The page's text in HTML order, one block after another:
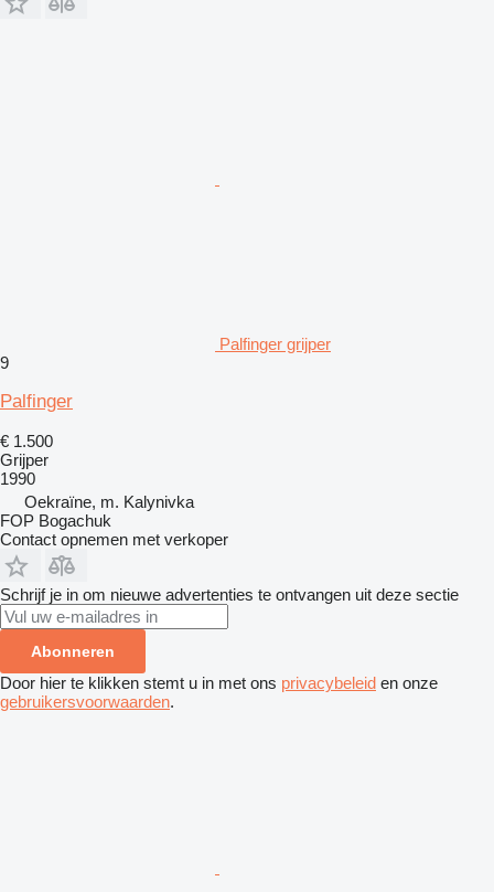
Palfinger grijper
9
Palfinger
€ 1.500
Grijper
1990
Oekraïne, m. Kalynivka
FOP Bogachuk
Contact opnemen met verkoper
Schrijf je in om nieuwe advertenties te ontvangen uit deze sectie
Abonneren
Door hier te klikken stemt u in met ons privacybeleid en onze
gebruikersvoorwaarden.